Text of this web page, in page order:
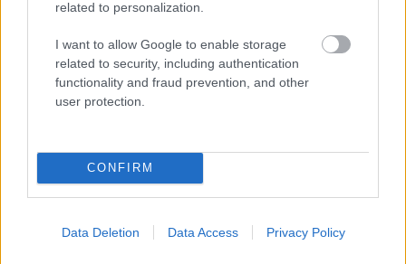
related to personalization.
I want to allow Google to enable storage
related to security, including authentication
functionality and fraud prevention, and other
user protection.
CONFIRM
Data Deletion Data Access Privacy Policy